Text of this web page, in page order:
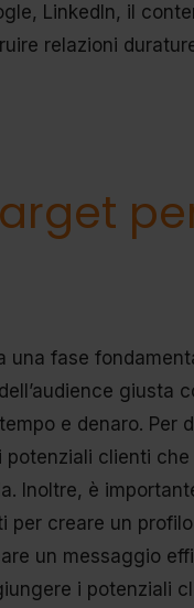
LinkedIn, il
relazioni
una fase
giusta
e denaro. Per
clienti
Inoltre, è
creare un
un messaggio
i potenziali